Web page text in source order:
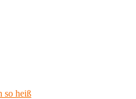
so heiß